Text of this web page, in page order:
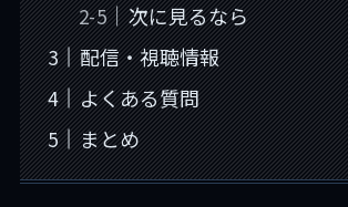
次に見るなら
配信・視聴情報
よくある質問
まとめ